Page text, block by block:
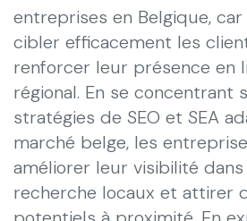
entreprises en Belgique,
cibler efficacement les
renforcer leur présence en
régional. En se concentrant
stratégies de SEO et SEA
marché belge, les
améliorer leur visibilité
recherche locaux et attirer